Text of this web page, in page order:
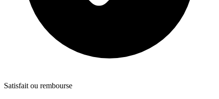
Satisfait ou rembourse